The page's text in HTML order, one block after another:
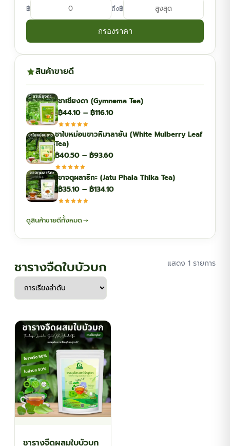
฿ ถึง฿
กรองราคา
สินค้าขายดี
ชาเชียงดา (Gymnema Tea)
฿44.10 – ฿116.10Price
฿44.10
฿116.10
ชาใบหม่อนขาวหิมาลายัน (White Mulberry Leaf
Tea)
฿40.50 – ฿93.60Price
฿40.50
through
ชาจตุผลาธิกะ (Jatu Phala Thika Tea)
฿35.10 – ฿134.10Price
ดูสินค้าขายดีทั้งหมด
ชารางจืดใบบัวบก แสดง 1 รายการ
ชารางจืดผสมใบบัวบก